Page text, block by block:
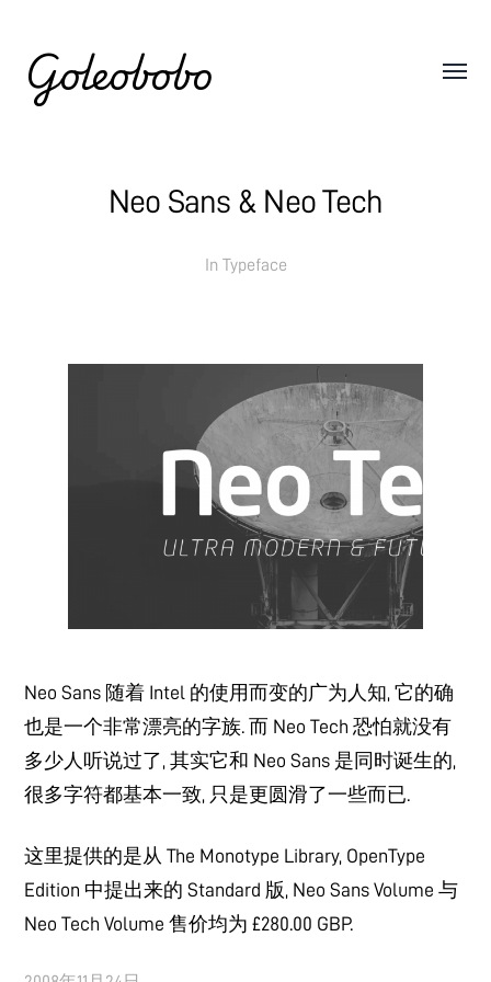
Goleobobo
Neo Sans & Neo Tech
In Typeface
Neo Sans 随着 Intel 的使用而变的广为人知, 它的确
也是一个非常漂亮的字族. 而 Neo Tech 恐怕就没有
多少人听说过了, 其实它和 Neo Sans 是同时诞生的,
很多字符都基本一致, 只是更圆滑了一些而已.
这里提供的是从 The Monotype Library, OpenType
Edition 中提出来的 Standard 版, Neo Sans Volume 与
Neo Tech Volume 售价均为 £280.00 GBP.